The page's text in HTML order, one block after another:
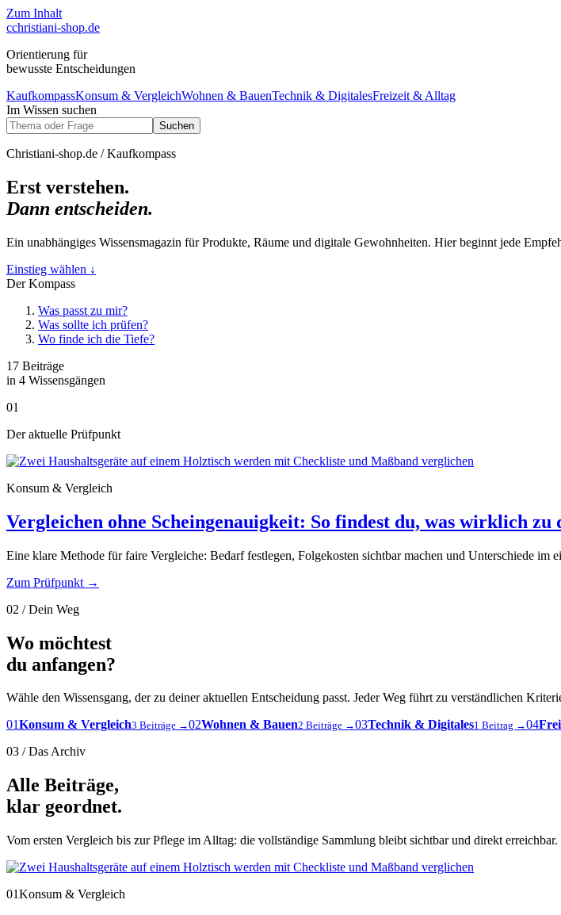
Zum Inhalt
cchristiani-shop.de
Orientierung für
bewusste Entscheidungen
KaufkompassKonsum & VergleichWohnen & BauenTechnik & DigitalesFreizeit & Alltag
Im Wissen suchen
Suchen
Christiani-shop.de / Kaufkompass
Erst verstehen.
Dann entscheiden.
Ein unabhängiges Wissensmagazin für Produkte, Räume und digitale Gewohnheiten. Hier beginnt jede
Einstieg wählen ↓
Der Kompass
Was passt zu mir?
Was sollte ich prüfen?
Wo finde ich die Tiefe?
17 Beiträge
in 4 Wissensgängen
01
Der aktuelle Prüfpunkt
Konsum & Vergleich
Vergleichen ohne Scheingenauigkeit: So findest du, was wirklich zu
Eine klare Methode für faire Vergleiche: Bedarf festlegen, Folgekosten sichtbar machen und Unterschiede im
Zum Prüfpunkt →
02 / Dein Weg
Wo möchtest
du anfangen?
Wähle den Wissensgang, der zu deiner aktuellen Entscheidung passt. Jeder Weg führt zu verständlichen
01Konsum & Vergleich3 Beiträge →02Wohnen & Bauen2 Beiträge →03Technik & Digitales1 Beitrag →04
03 / Das Archiv
Alle Beiträge,
klar geordnet.
Vom ersten Vergleich bis zur Pflege im Alltag: die vollständige Sammlung bleibt sichtbar und direkt erreichbar.
01Konsum & Vergleich